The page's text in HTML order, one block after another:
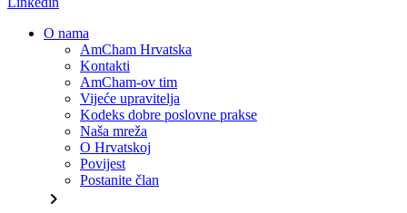
O nama
AmCham Hrvatska
Kontakti
AmCham-ov tim
Vijeće upravitelja
Kodeks dobre poslovne prakse
Naša mreža
O Hrvatskoj
Povijest
Postanite član
chevron_right